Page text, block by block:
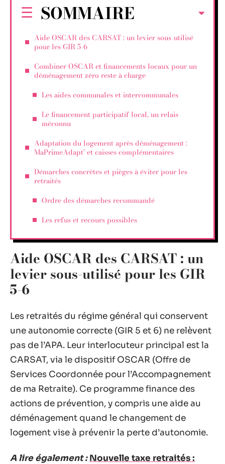
SOMMAIRE
Aide OSCAR des CARSAT : un levier sous-utilisé
pour les GIR 5-6
Combiner OSCAR et financements locaux pour un
déménagement zéro reste à charge
Les aides communales et intercommunales
Le financement participatif local, un relais
méconnu
Adaptation du logement après déménagement :
MaPrimeAdapt’ et caisses complémentaires
Démarches concrètes et pièges à éviter pour les
retraités
Ordre des démarches recommandé
Les refus et recours possibles
Aide OSCAR des CARSAT : un
levier sous-utilisé pour les GIR
5-6
Les retraités du régime général qui conservent
une autonomie correcte (GIR 5 et 6) ne relèvent
pas de l’APA. Leur interlocuteur principal est la
CARSAT, via le dispositif OSCAR (Offre de
Services Coordonnée pour l’Accompagnement
de ma Retraite). Ce programme finance des
actions de prévention, y compris une aide au
déménagement quand le changement de
logement vise à prévenir la perte d’autonomie.
A lire également : Nouvelle taxe retraités :